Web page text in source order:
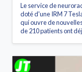
Le service de
doté d'une IRM 7
qui ouvre de
de 210 patients ont